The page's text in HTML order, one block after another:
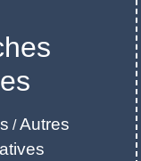
/Autres